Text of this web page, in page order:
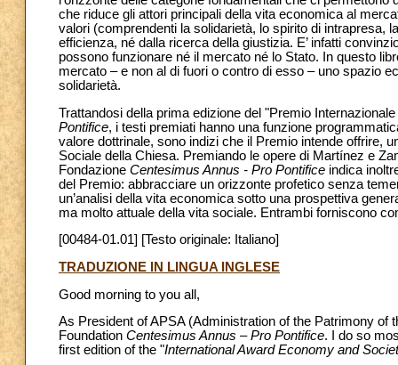
che riduce gli attori principali della vita economica al
valori (comprendenti la solidarietà, lo spirito di intrapresa,
efficienza, né dalla ricerca della giustizia. E’ infatti
possono funzionare né il mercato né lo Stato. In questo
mercato – e non al di fuori o contro di esso – uno spazio
solidarietà.
Trattandosi della prima edizione del "Premio
Pontifice, i testi premiati hanno una funzione
valore dottrinale, sono indizi che il Premio intende offrire,
Sociale della Chiesa. Premiando le opere di Martínez e
Fondazione Centesimus Annus - Pro Pontifice indica
del Premio: abbracciare un orizzonte profetico senza
un’analisi della vita economica sotto una prospettiva
ma molto attuale della vita sociale. Entrambi forniscono
[00484-01.01] [Testo originale: Italiano]
TRADUZIONE IN LINGUA INGLESE
Good morning to you all,
As President of APSA (Administration of the Patrimony
Foundation Centesimus Annus – Pro Pontifice. I do so
first edition of the "International Award Economy and